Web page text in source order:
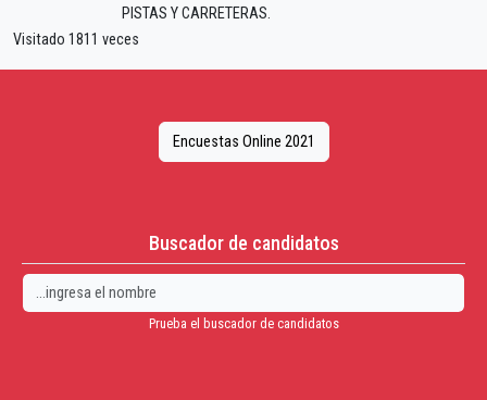
PISTAS Y CARRETERAS.
Visitado 1811 veces
Encuestas Online 2021
Buscador de candidatos
Prueba el buscador de candidatos